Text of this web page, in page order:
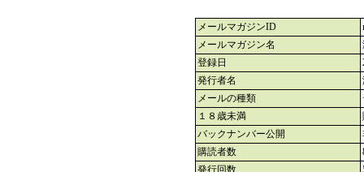
メールマガジンID
メールマガジン名
登録日
発行者名
メールの種類
１８歳未満
バックナンバー公開
購読者数
発行回数